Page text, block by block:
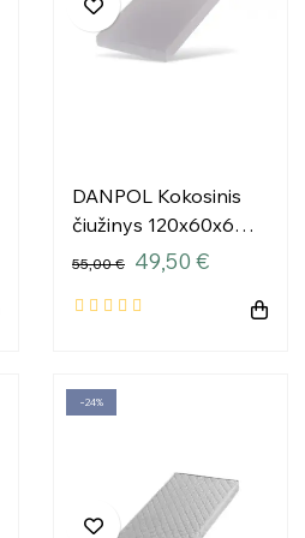
DANPOL Kokosinis
čiužinys 120x60x6
55,00 € 49,50 €
−24%